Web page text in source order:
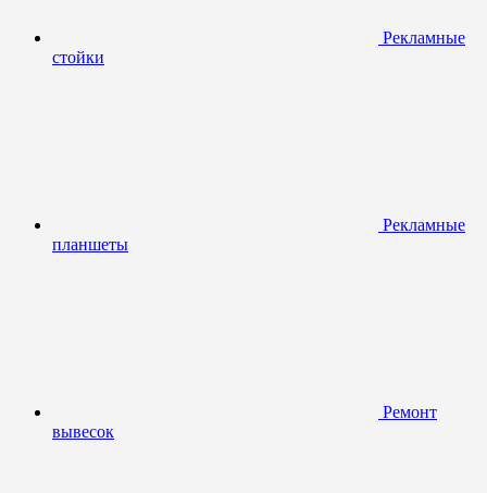
Рекламные
стойки
Рекламные
планшеты
Ремонт
вывесок